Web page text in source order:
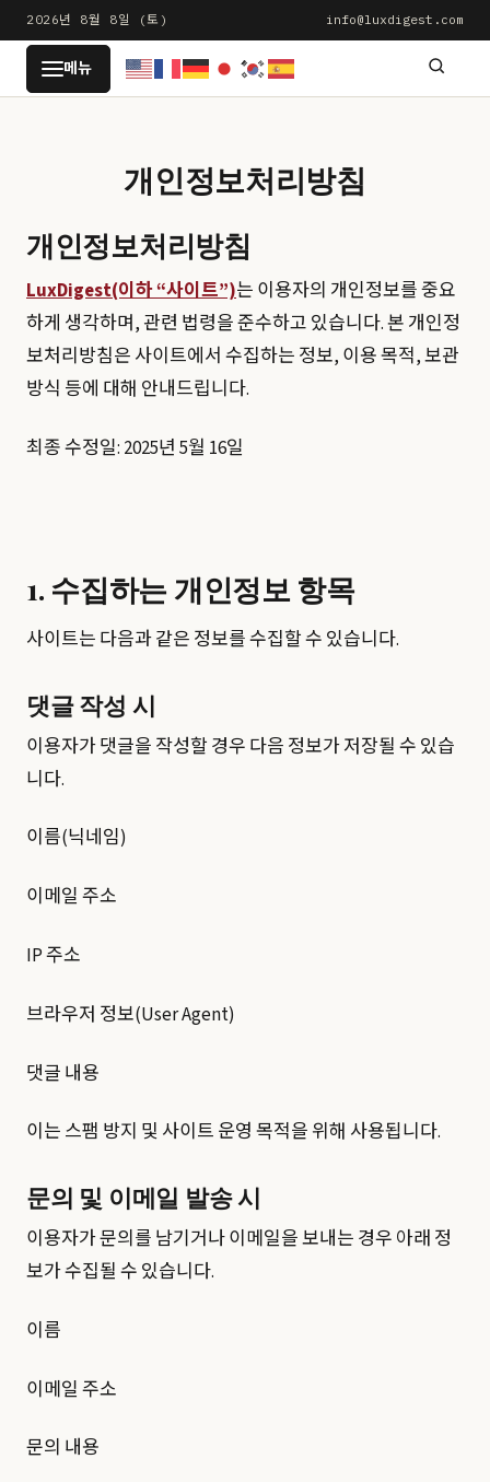
문
로
2026년 8월 8일 (토) info@luxdigest.com
LUXDIGEST
메뉴
개인정보처리방침
개인정보처리방침
LuxDigest(이하 “사이트”)는 이용자의 개인정보를 중요
하게 생각하며, 관련 법령을 준수하고 있습니다. 본 개인정
보처리방침은 사이트에서 수집하는 정보, 이용 목적, 보관
방식 등에 대해 안내드립니다.
최종 수정일: 2025년 5월 16일
1. 수집하는 개인정보 항목
사이트는 다음과 같은 정보를 수집할 수 있습니다.
댓글 작성 시
이용자가 댓글을 작성할 경우 다음 정보가 저장될 수 있습
니다.
이름(닉네임)
이메일 주소
IP 주소
브라우저 정보(User Agent)
댓글 내용
이는 스팸 방지 및 사이트 운영 목적을 위해 사용됩니다.
문의 및 이메일 발송 시
이용자가 문의를 남기거나 이메일을 보내는 경우 아래 정
보가 수집될 수 있습니다.
이름
이메일 주소
문의 내용